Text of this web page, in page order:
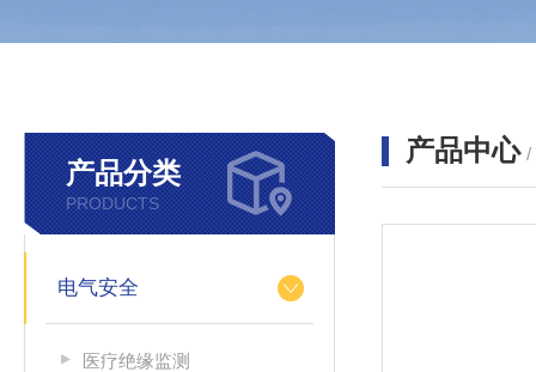
产品分类
PRODUCTS
电气安全
医疗绝缘监测
产品中心 /